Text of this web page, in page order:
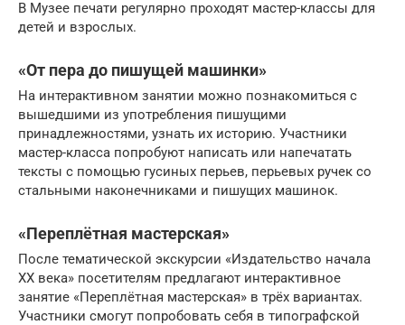
В Музее печати регулярно проходят мастер-классы для
детей и взрослых.
«От пера до пишущей машинки»
На интерактивном занятии можно познакомиться с
вышедшими из употребления пишущими
принадлежностями, узнать их историю. Участники
мастер-класса попробуют написать или напечатать
тексты с помощью гусиных перьев, перьевых ручек со
стальными наконечниками и пишущих машинок.
«Переплётная мастерская»
После тематической экскурсии «Издательство начала
ХХ века» посетителям предлагают интерактивное
занятие «Переплётная мастерская» в трёх вариантах.
Участники смогут попробовать себя в типографской